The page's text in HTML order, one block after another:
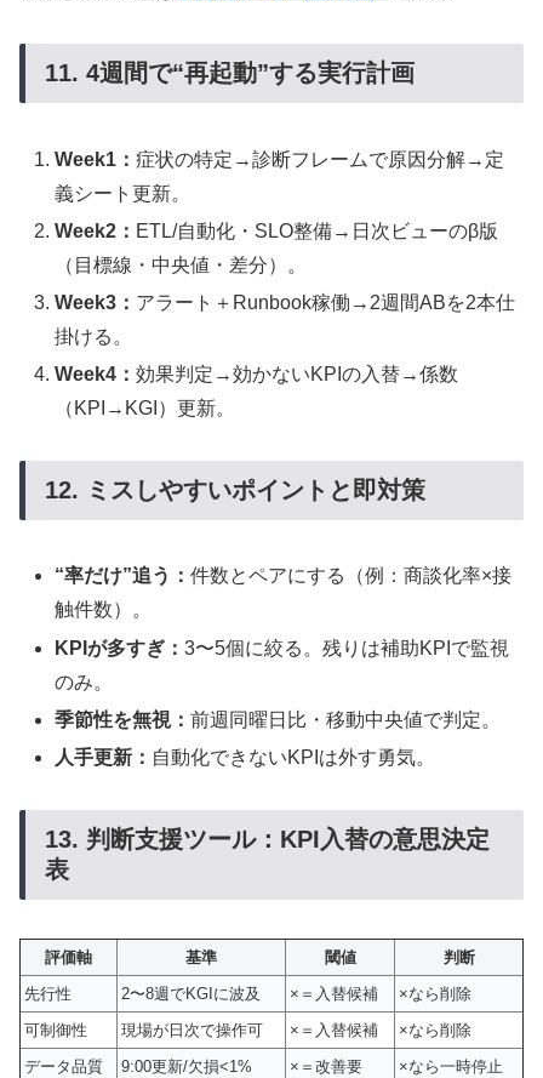
11. 4週間で“再起動”する実行計画
Week1：症状の特定→診断フレームで原因分解→定
義シート更新。
Week2： ETL/自動化・SLO整備→日次ビューのβ版
（目標線・中央値・差分）。
Week3： アラート＋Runbook稼働→2週間ABを2本仕
掛ける。
Week4：効果判定→効かないKPIの入替→係数
（KPI→KGI）更新。
12. ミスしやすいポイントと即対策
“率だけ”追う：件数とペアにする（例：商談化率×接
触件数）。
KPIが多すぎ：3〜5個に絞る。残りは補助KPIで監視
のみ。
季節性を無視：前週同曜日比・移動中央値で判定。
人手更新： 自動化できないKPIは外す勇気。
13. 判断支援ツール：KPI入替の意思決定
表
評価軸 基準 閾値
判断
先行性
2〜8週でKGIに波及 ×＝入替候補
×なら削除
可制御性
現場が日次で操作可 ×＝入替候補
×なら削除
データ品質
9:00更新/欠損<1% ×＝改善要
×なら一時停止